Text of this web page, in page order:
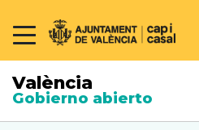
València
Gobierno abierto